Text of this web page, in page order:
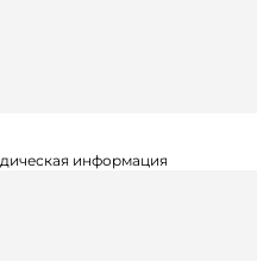
информация